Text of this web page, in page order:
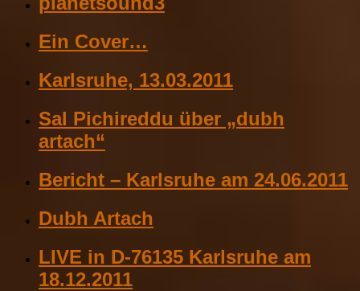
Ein Cover…
Karlsruhe, 13.03.2011
Sal Pichireddu über „dubh
artach“
Bericht – Karlsruhe am 24.06.2011
Dubh Artach
LIVE in D-76135 Karlsruhe am
18.12.2011